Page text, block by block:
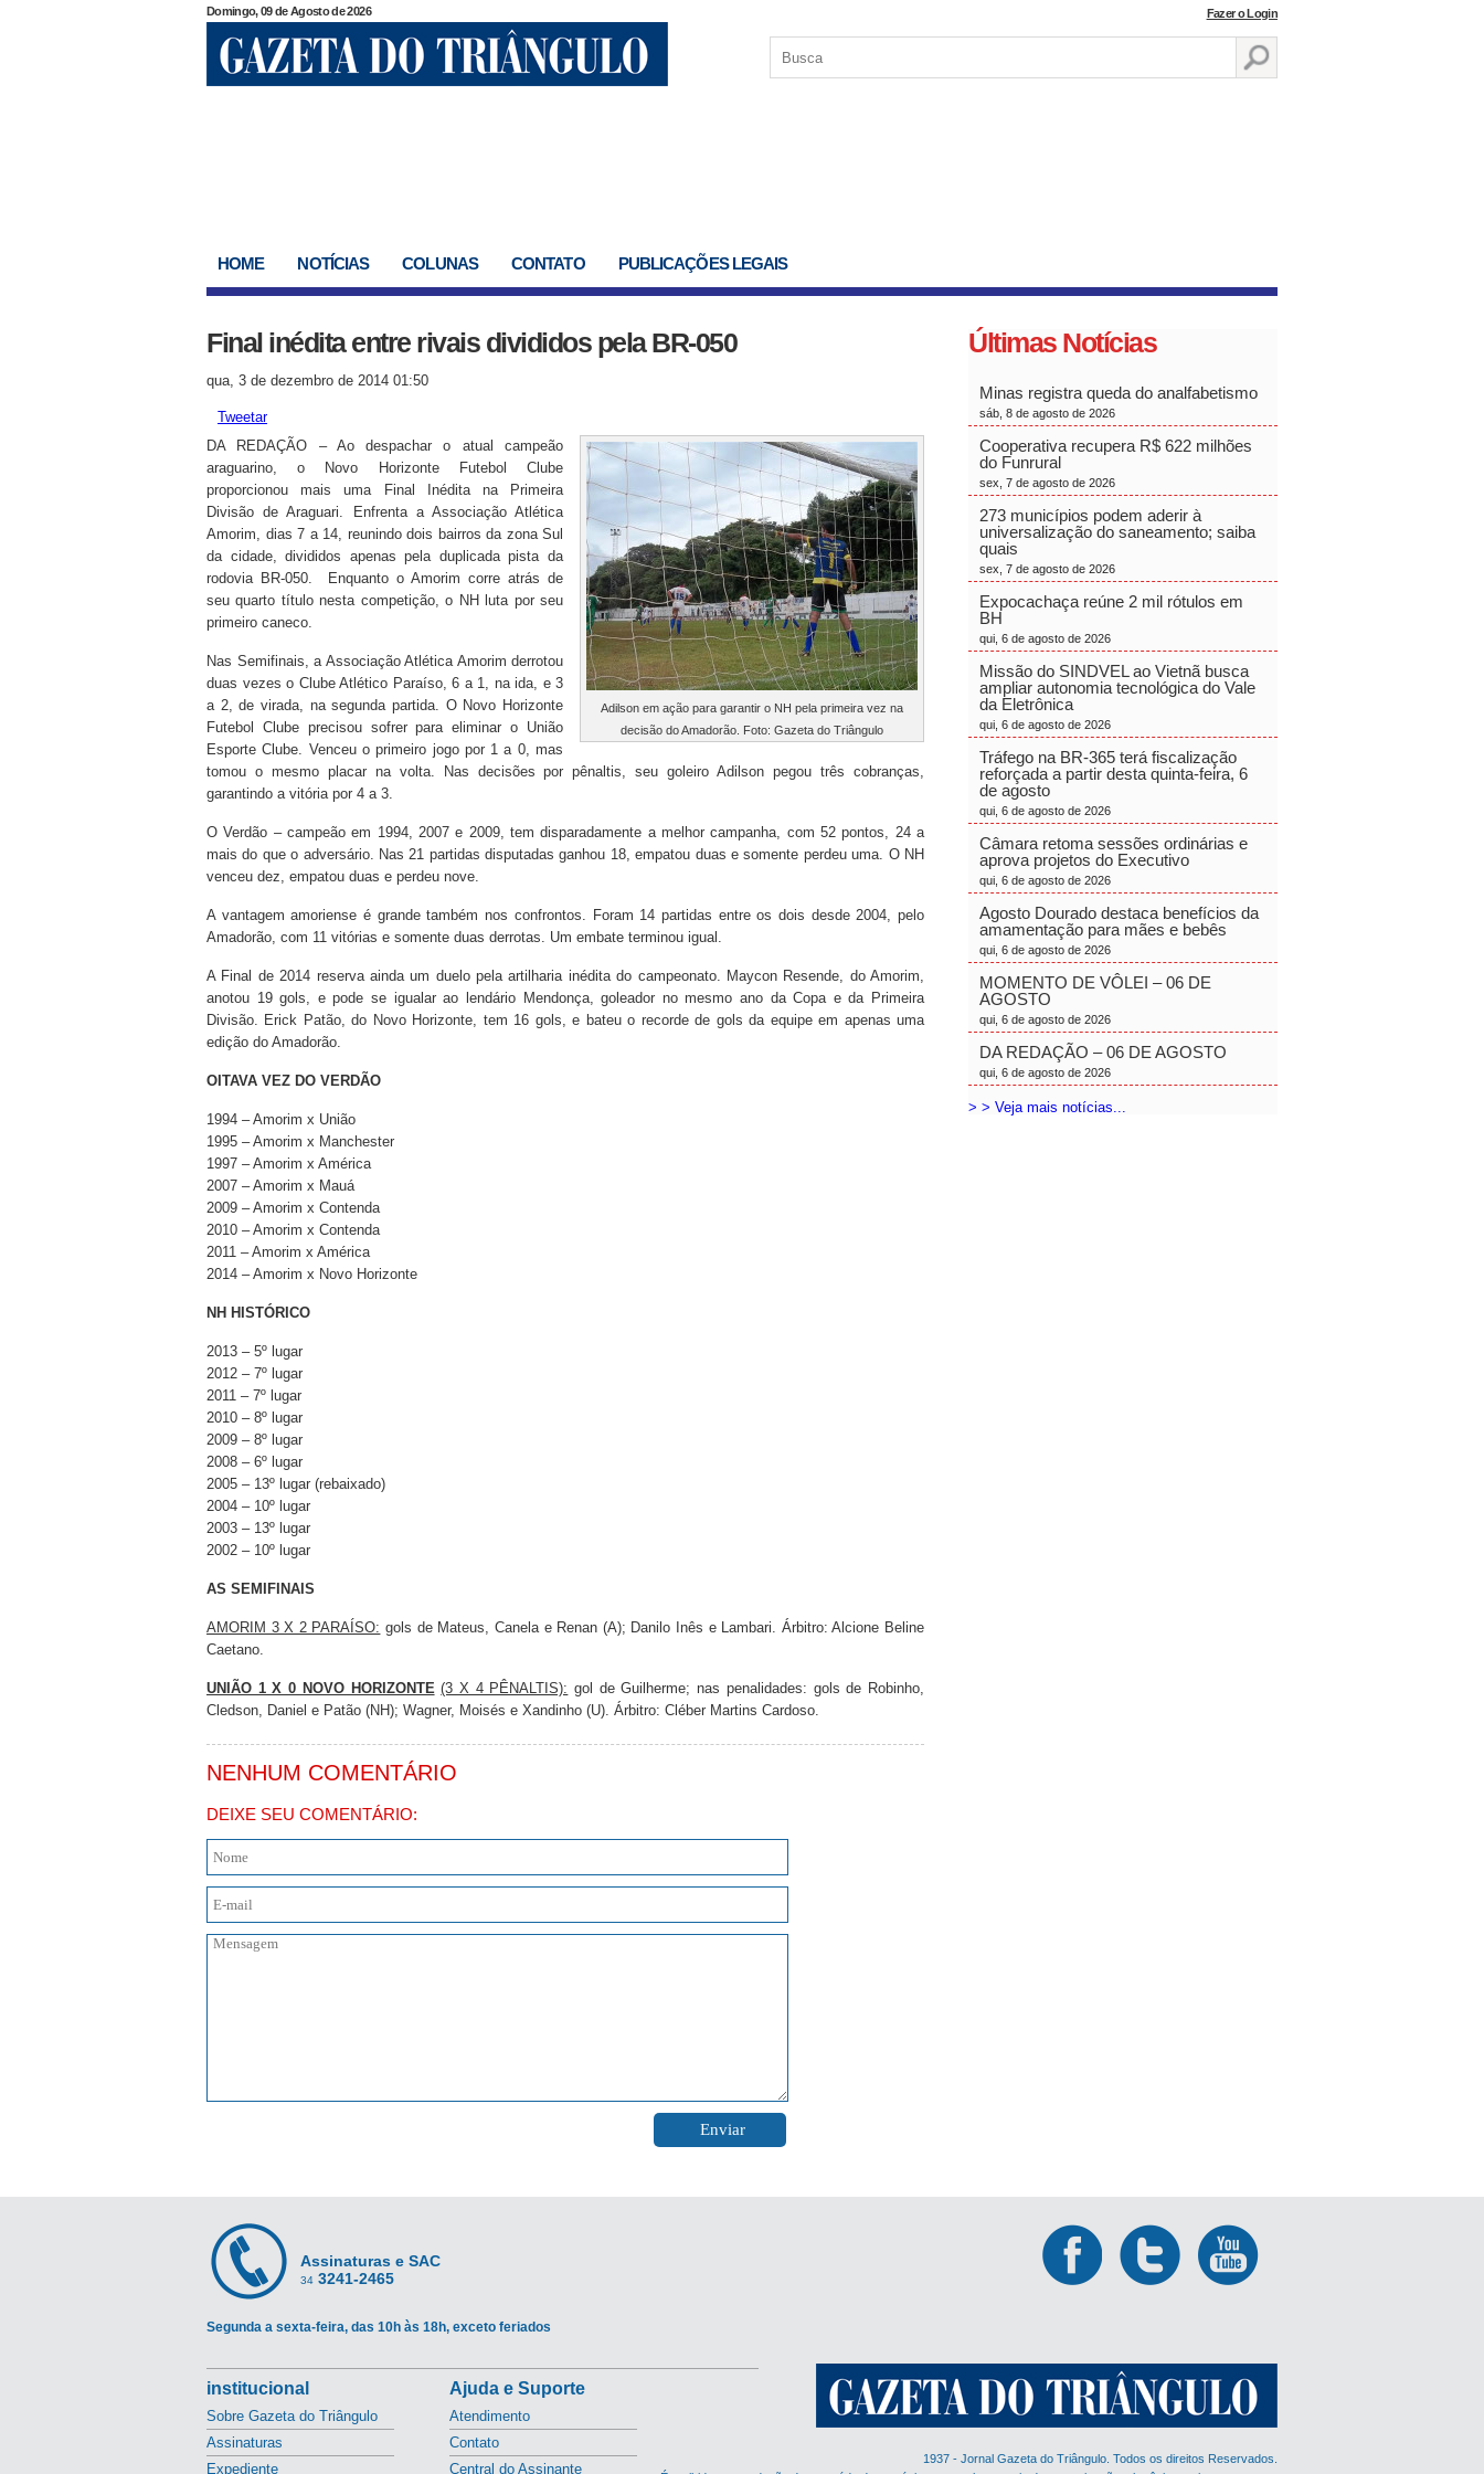
Domingo, 09 de Agosto de 2026 Fazer o Login
HOME NOTÍCIAS COLUNAS CONTATO PUBLICAÇÕES LEGAIS
Final inédita entre rivais divididos pela BR-050
qua, 3 de dezembro de 2014 01:50
Tweetar
Adilson em ação para garantir o NH pela primeira vez na
decisão do Amadorão. Foto: Gazeta do Triângulo
DA REDAÇÃO – Ao despachar o atual campeão
araguarino, o Novo Horizonte Futebol Clube
proporcionou mais uma Final Inédita na Primeira
Divisão de Araguari. Enfrenta a Associação Atlética
Amorim, dias 7 a 14, reunindo dois bairros da zona Sul
da cidade, divididos apenas pela duplicada pista da
rodovia BR-050. Enquanto o Amorim corre atrás de
seu quarto título nesta competição, o NH luta por seu
primeiro caneco.
Nas Semifinais, a Associação Atlética Amorim derrotou
duas vezes o Clube Atlético Paraíso, 6 a 1, na ida, e 3
a 2, de virada, na segunda partida. O Novo Horizonte
Futebol Clube precisou sofrer para eliminar o União
Esporte Clube. Venceu o primeiro jogo por 1 a 0, mas
tomou o mesmo placar na volta. Nas decisões por pênaltis, seu goleiro Adilson pegou três cobranças,
garantindo a vitória por 4 a 3.
O Verdão – campeão em 1994, 2007 e 2009, tem disparadamente a melhor campanha, com 52 pontos, 24 a
mais do que o adversário. Nas 21 partidas disputadas ganhou 18, empatou duas e somente perdeu uma. O NH
venceu dez, empatou duas e perdeu nove.
A vantagem amoriense é grande também nos confrontos. Foram 14 partidas entre os dois desde 2004, pelo
Amadorão, com 11 vitórias e somente duas derrotas. Um embate terminou igual.
A Final de 2014 reserva ainda um duelo pela artilharia inédita do campeonato. Maycon Resende, do Amorim,
anotou 19 gols, e pode se igualar ao lendário Mendonça, goleador no mesmo ano da Copa e da Primeira
Divisão. Erick Patão, do Novo Horizonte, tem 16 gols, e bateu o recorde de gols da equipe em apenas uma
edição do Amadorão.
OITAVA VEZ DO VERDÃO
1994 – Amorim x União
1995 – Amorim x Manchester
1997 – Amorim x América
2007 – Amorim x Mauá
2009 – Amorim x Contenda
2010 – Amorim x Contenda
2011 – Amorim x América
2014 – Amorim x Novo Horizonte
NH HISTÓRICO
2013 – 5º lugar
2012 – 7º lugar
2011 – 7º lugar
2010 – 8º lugar
2009 – 8º lugar
2008 – 6º lugar
2005 – 13º lugar (rebaixado)
2004 – 10º lugar
2003 – 13º lugar
2002 – 10º lugar
AS SEMIFINAIS
AMORIM 3 X 2 PARAÍSO: gols de Mateus, Canela e Renan (A); Danilo Inês e Lambari. Árbitro: Alcione Beline
Caetano.
UNIÃO 1 X 0 NOVO HORIZONTE (3 X 4 PÊNALTIS): gol de Guilherme; nas penalidades: gols de Robinho,
Cledson, Daniel e Patão (NH); Wagner, Moisés e Xandinho (U). Árbitro: Cléber Martins Cardoso.
NENHUM COMENTÁRIO
DEIXE SEU COMENTÁRIO:
Últimas Notícias
Minas registra queda do analfabetismo
sáb, 8 de agosto de 2026
Cooperativa recupera R$ 622 milhões
do Funrural
sex, 7 de agosto de 2026
273 municípios podem aderir à
universalização do saneamento; saiba
quais
sex, 7 de agosto de 2026
Expocachaça reúne 2 mil rótulos em
BH
qui, 6 de agosto de 2026
Missão do SINDVEL ao Vietnã busca
ampliar autonomia tecnológica do Vale
da Eletrônica
qui, 6 de agosto de 2026
Tráfego na BR-365 terá fiscalização
reforçada a partir desta quinta-feira, 6
de agosto
qui, 6 de agosto de 2026
Câmara retoma sessões ordinárias e
aprova projetos do Executivo
qui, 6 de agosto de 2026
Agosto Dourado destaca benefícios da
amamentação para mães e bebês
qui, 6 de agosto de 2026
MOMENTO DE VÔLEI – 06 DE
AGOSTO
qui, 6 de agosto de 2026
DA REDAÇÃO – 06 DE AGOSTO
qui, 6 de agosto de 2026
> > Veja mais notícias...
Assinaturas e SAC
34 3241-2465
Segunda a sexta-feira, das 10h às 18h, exceto feriados
institucional
Sobre Gazeta do Triângulo
Assinaturas
Expediente
Ajuda e Suporte
Atendimento
Contato
Central do Assinante
1937 - Jornal Gazeta do Triângulo. Todos os direitos Reservados.